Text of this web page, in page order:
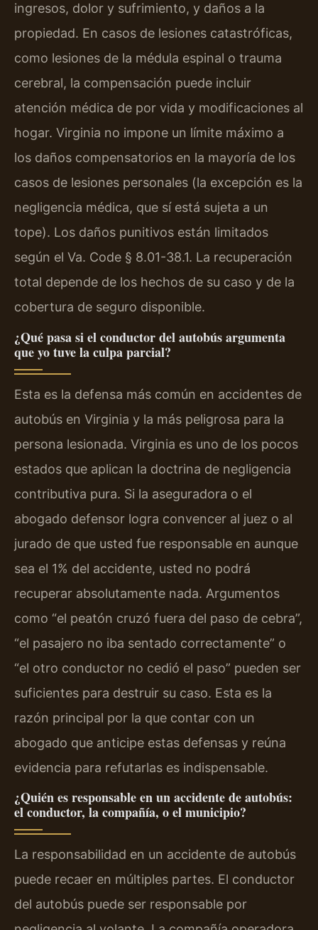
ingresos, dolor y sufrimiento, y daños a la
propiedad. En casos de lesiones catastróficas,
como lesiones de la médula espinal o trauma
cerebral, la compensación puede incluir
atención médica de por vida y modificaciones al
hogar. Virginia no impone un límite máximo a
los daños compensatorios en la mayoría de los
casos de lesiones personales (la excepción es la
negligencia médica, que sí está sujeta a un
tope). Los daños punitivos están limitados
según el Va. Code § 8.01-38.1. La recuperación
total depende de los hechos de su caso y de la
cobertura de seguro disponible.
¿Qué pasa si el conductor del autobús argumenta
que yo tuve la culpa parcial?
Esta es la defensa más común en accidentes de
autobús en Virginia y la más peligrosa para la
persona lesionada. Virginia es uno de los pocos
estados que aplican la doctrina de negligencia
contributiva pura. Si la aseguradora o el
abogado defensor logra convencer al juez o al
jurado de que usted fue responsable en aunque
sea el 1% del accidente, usted no podrá
recuperar absolutamente nada. Argumentos
como “el peatón cruzó fuera del paso de cebra”,
“el pasajero no iba sentado correctamente” o
“el otro conductor no cedió el paso” pueden ser
suficientes para destruir su caso. Esta es la
razón principal por la que contar con un
abogado que anticipe estas defensas y reúna
evidencia para refutarlas es indispensable.
¿Quién es responsable en un accidente de autobús:
el conductor, la compañía, o el municipio?
La responsabilidad en un accidente de autobús
puede recaer en múltiples partes. El conductor
del autobús puede ser responsable por